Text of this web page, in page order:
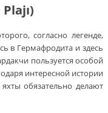
согласно легенде,
в Гермафродита и здесь
пользуется особой
интересной истории
обязательно делают